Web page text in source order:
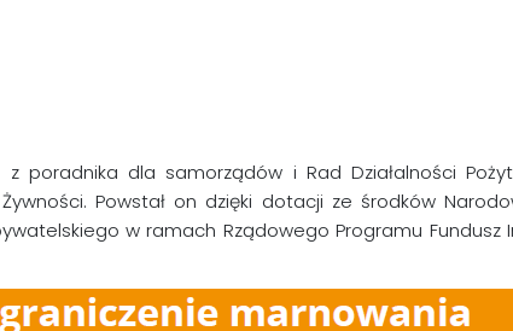
poradnika dla samorządów i Rad Działalności
Powstał on dzięki dotacji ze środków
w ramach Rządowego Programu Fundusz